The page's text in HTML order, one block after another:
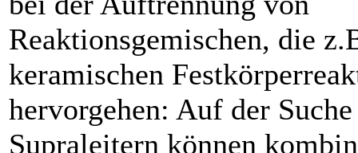
Reaktionsgemischen, die
keramischen
hervorgehen: Auf der
Supraleitern können